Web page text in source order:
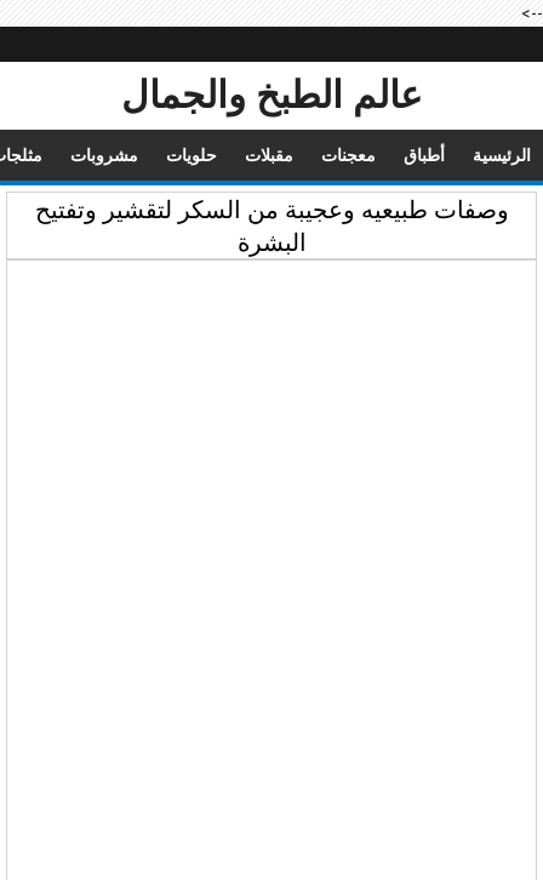
-->
عالم الطبخ والجمال
الرئيسية أطباق معجنات مقبلات حلويات مشروبات
وصفات طبيعيه وعجيبة من السكر لتقشير وتفتيح
البشرة